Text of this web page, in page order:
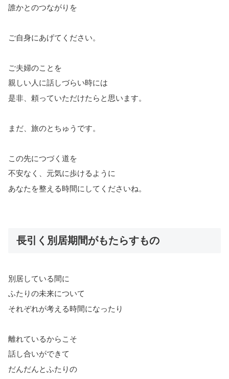
誰かとのつながりを
ご自身にあげてください。
ご夫婦のことを
親しい人に話しづらい時には
是非、頼っていただけたらと思います。
まだ、旅のとちゅうです。
この先につづく道を
不安なく、元気に歩けるように
あなたを整える時間にしてくださいね。
長引く別居期間がもたらすもの
別居している間に
ふたりの未来について
それぞれが考える時間になったり
離れているからこそ
話し合いができて
だんだんとふたりの